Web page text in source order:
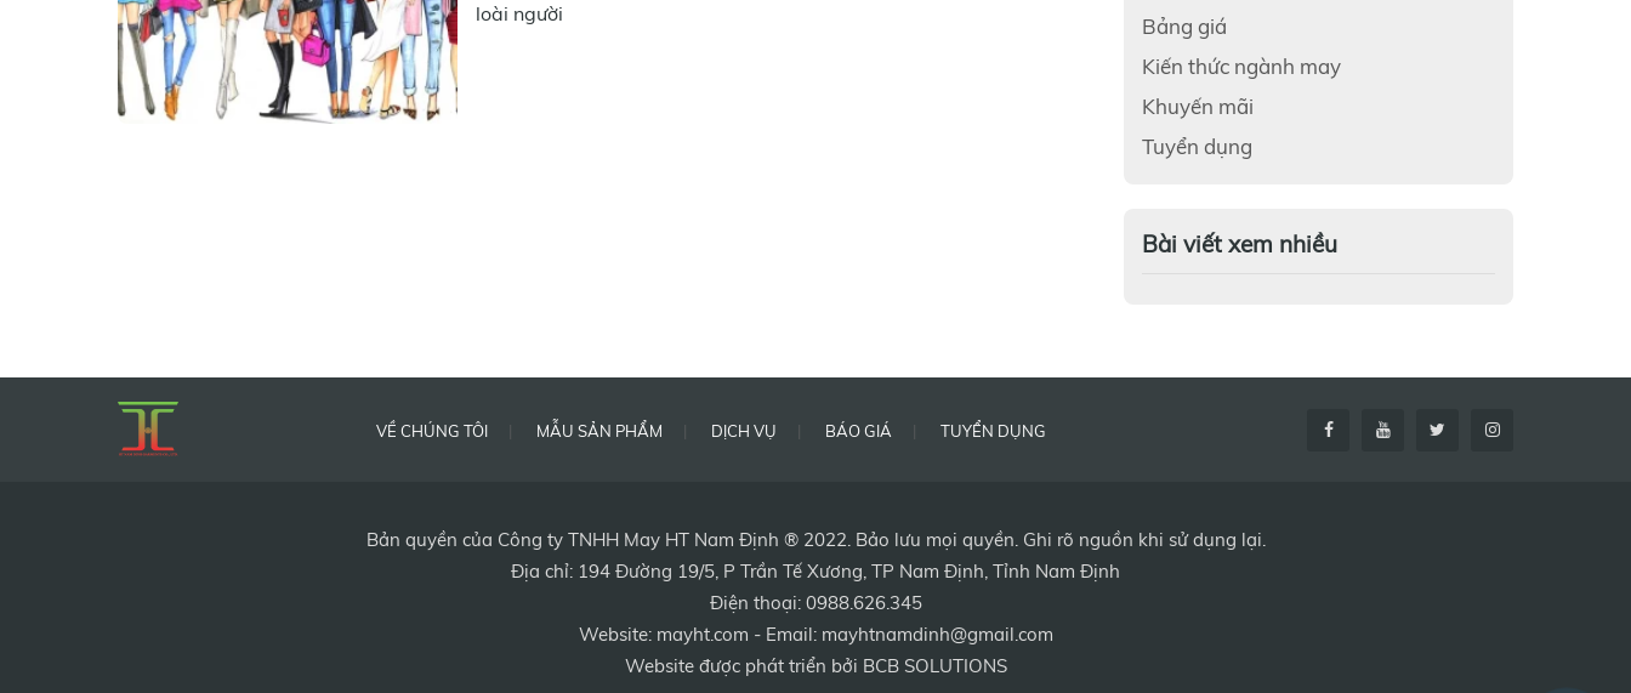
loài người
Bảng giá
Kiến thức ngành may
Khuyến mãi
Tuyển dụng
Bài viết xem nhiều
VỀ CHÚNG TÔI MẪU SẢN PHẨM DỊCH VỤ BÁO GIÁ TUYỂN DỤNG
Bản quyền của Công ty TNHH May HT Nam Định ® 2022. Bảo lưu mọi quyền. Ghi rõ nguồn khi sử dụng lại.
Địa chỉ: 194 Đường 19/5, P Trần Tế Xương, TP Nam Định, Tỉnh Nam Định
Điện thoại: 0988.626.345
Website: mayht.com - Email: mayhtnamdinh@gmail.com
Website được phát triển bởi BCB SOLUTIONS